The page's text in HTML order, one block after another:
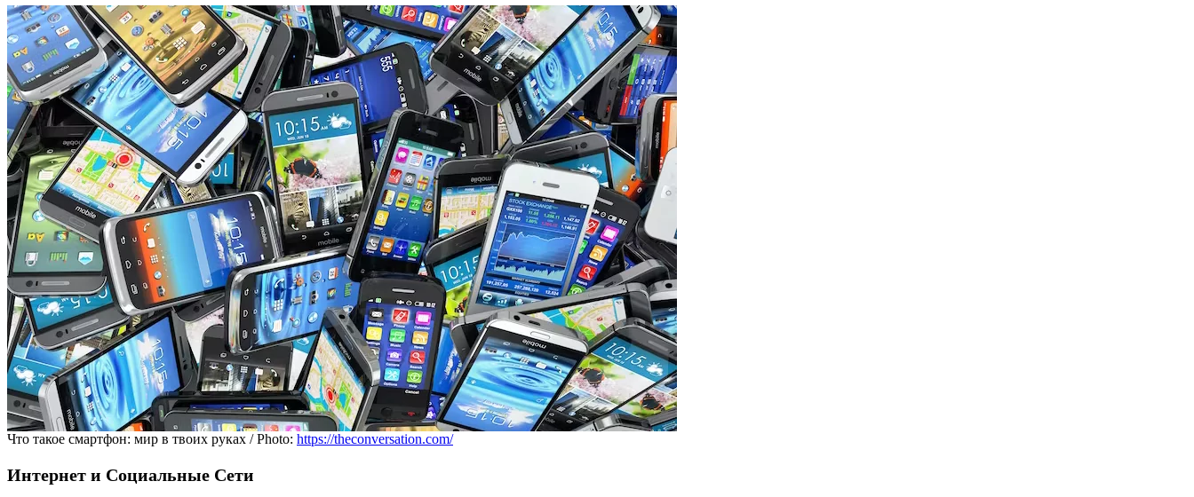
Что такое смартфон: мир в твоих руках / Photo: https://theconversation.com/
Интернет и Социальные Сети